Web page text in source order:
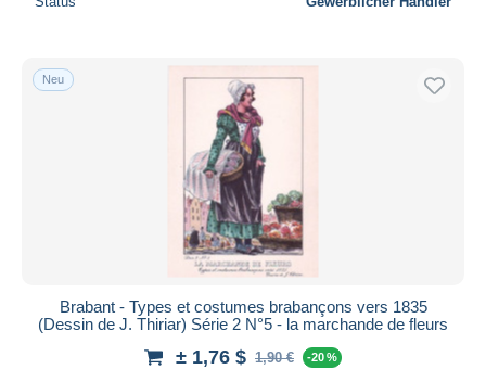
Neu
Brabant - Types et costumes brabançons vers 1835
(Dessin de J. Thiriar) Série 2 N°5 - la marchande de fleurs
± 1,76 $ 1,90 € -20 %